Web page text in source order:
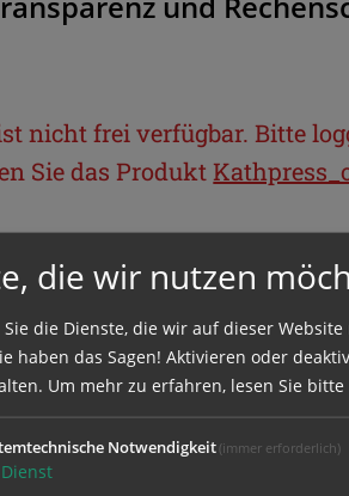
nicht frei verfügbar. Bitte
Sie das Produkt
sich mit Ihrem
die wir nutzen
Sie die Dienste, die wir auf dieser
haben das Sagen! Aktivieren oder
Um mehr zu erfahren, lesen Sie bitte
Notwendigkeit (immer erforderlich)
Dienst